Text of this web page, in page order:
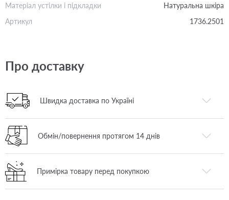
Матеріал устілки і підкладки
Натуральна шкіра
Артикул
1736.2501
Про доставку
Швидка доставка по Україні
Обмін/повернення протягом 14 днів
Примірка товару перед покупкою